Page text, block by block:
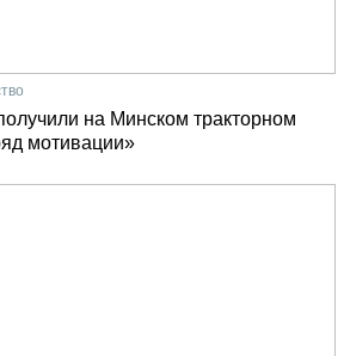
на Минском тракторном
мотивации»